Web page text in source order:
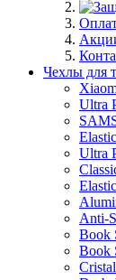
Чехлы для
Ultra
Ultra
Anti-
Book
Book